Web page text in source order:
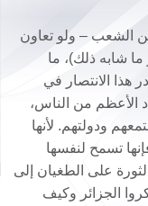
الشعب – ولو تعاون
شابه ذلك)، ما
هذا الانتصار في
الأعظم من الناس،
ودولتهم. لأنها
تسمح لنفسها
على الطغيان إلى
الجزائر وكيف